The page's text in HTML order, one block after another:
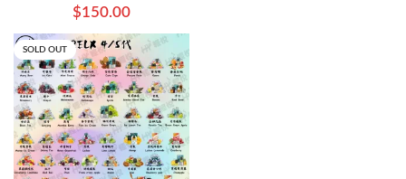
$150.00
SOLD OUT